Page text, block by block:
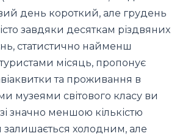
день короткий, але грудень
завдяки десяткам різдвяних
статистично найменш
місяць, пропонує
та проживання в
музеями світового класу ви
значно меншою кількістю
холодним, але